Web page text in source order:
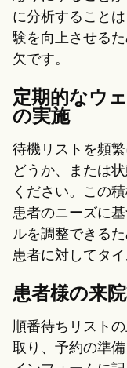
に分析すること
験を向上させる
欠です。
定期的なウ
の実施
待機リストを頻
どうか、または
ください。この
患者のニーズに
ルを調整できる
患者に対してタ
患者様の来
順番待ちリスト
取り、予約の準